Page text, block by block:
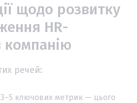
щодо розвитку
HR-
компанію
речей:
ключових метрик — цього